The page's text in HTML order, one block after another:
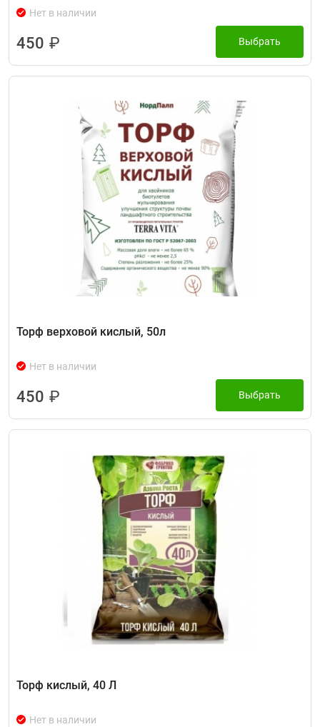
Нет в наличии
450 ₽ Выбрать
Торф верховой кислый, 50л
Нет в наличии
450 ₽ Выбрать
Торф кислый, 40 Л
Нет в наличии